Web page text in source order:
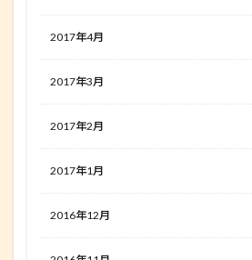
2017年4月
2017年3月
2017年2月
2017年1月
2016年12月